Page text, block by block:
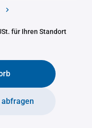
für Ihren Standort